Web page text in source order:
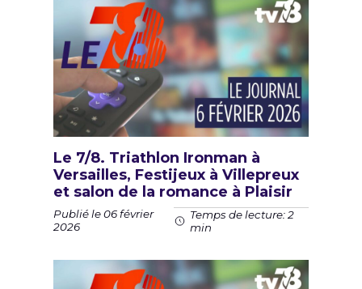
Le 7/8. Triathlon Ironman à
Versailles, Festijeux à Villepreux
et salon de la romance à Plaisir
Publié le 06 février
2026
Temps de lecture: 2
min